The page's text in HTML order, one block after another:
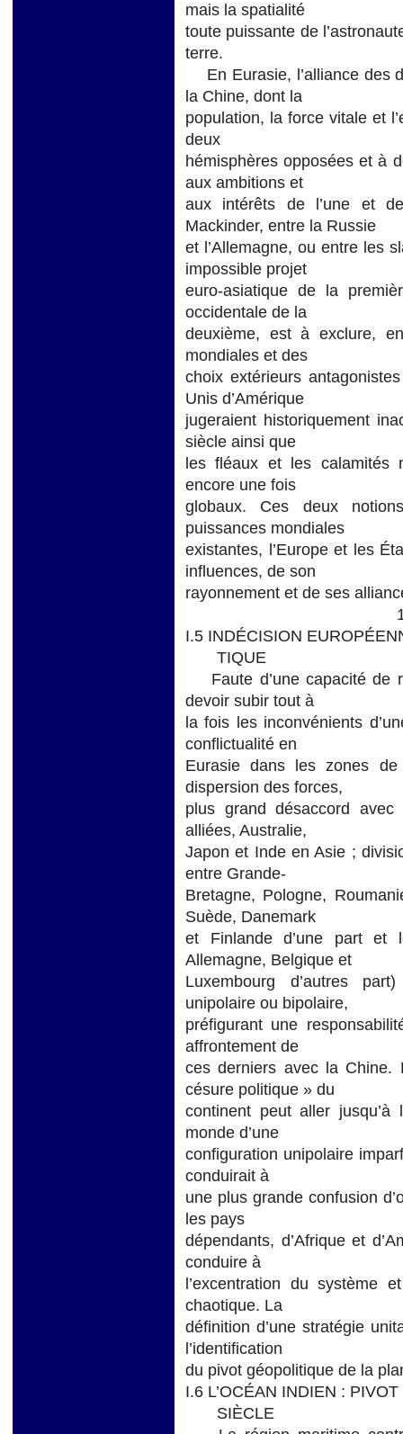
mais la spatialité
toute puissante de
terre.
En Eurasie, l’alliance des
la Chine, dont la
population, la force vitale et
deux
hémisphères opposées et à
aux ambitions et
aux intérêts de l’une et
Mackinder, entre la Russie
et l’Allemagne, ou entre les
impossible projet
euro-asiatique de la
occidentale de la
deuxième, est à exclure,
mondiales et des
choix extérieurs
Unis d’Amérique
jugeraient historiquement
siècle ainsi que
les fléaux et les calamités
encore une fois
globaux. Ces deux
puissances mondiales
existantes, l’Europe et les
influences, de son
rayonnement et de ses
I.5 INDÉCISION
TIQUE
Faute d’une capacité de
devoir subir tout à
la fois les inconvénients
conflictualité en
Eurasie dans les zones de
dispersion des forces,
plus grand désaccord
alliées, Australie,
Japon et Inde en Asie ;
entre Grande-
Bretagne, Pologne,
Suède, Danemark
et Finlande d’une part et
Allemagne, Belgique et
Luxembourg d’autres
unipolaire ou bipolaire,
préfigurant une
affrontement de
ces derniers avec la Chine.
césure politique » du
continent peut aller
monde d’une
configuration unipolaire
conduirait à
une plus grande confusion
les pays
dépendants, d’Afrique et
conduire à
l’excentration du système
chaotique. La
définition d’une stratégie
l’identification
du pivot géopolitique de la
I.6 L’OCÉAN INDIEN :
SIÈCLE